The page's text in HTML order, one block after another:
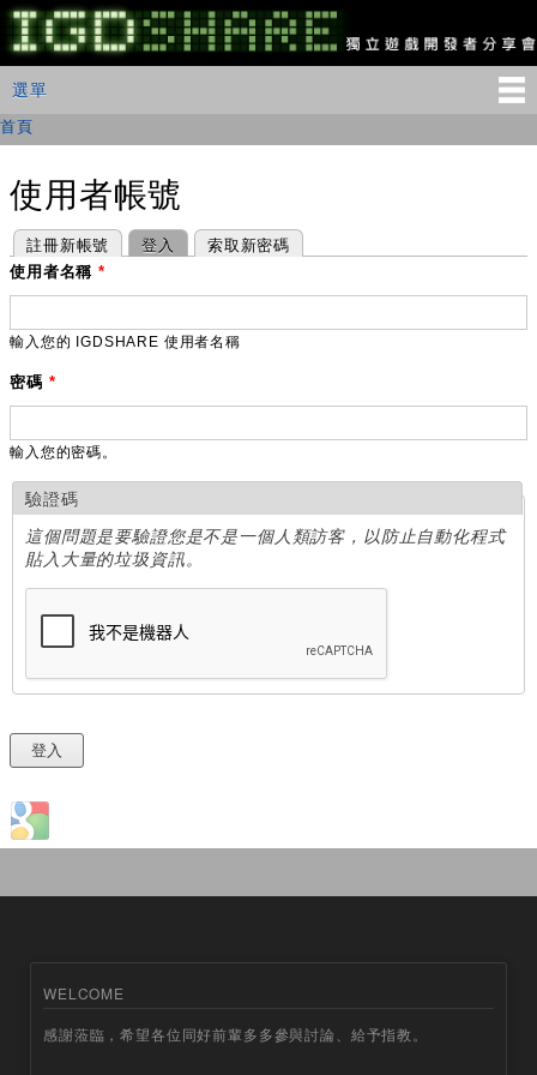
移
至
主
IGDSHARE
獨
遊
發
享
會
主選單
選單
您在這裡
首頁
使用者帳號
主要索引標籤
註冊新帳號 登入
(作用中頁籤) 索取新密碼
使用者名稱*
輸入您的 IGDSHARE 使用者名稱
密碼 *
輸入您的密碼。
驗證碼
這個問題是要驗證您是不是一個人類訪客，以防止自動化程式
貼入大量的垃圾資訊。
Login with Google
WELCOME
感謝蒞臨，希望各位同好前輩多多參與討論、給予指教。